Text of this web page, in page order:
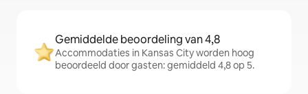
Gemiddelde beoordeling van 4,8
Accommodaties in Kansas City worden hoog
beoordeeld door gasten: gemiddeld 4,8 op 5.